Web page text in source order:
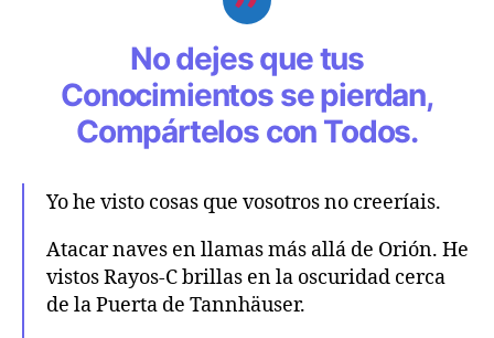
No dejes que tus
Conocimientos se pierdan,
Compártelos con Todos.
Yo he visto cosas que vosotros no creeríais.
Atacar naves en llamas más allá de Orión. He
vistos Rayos-C brillas en la oscuridad cerca
de la Puerta de Tannhäuser.